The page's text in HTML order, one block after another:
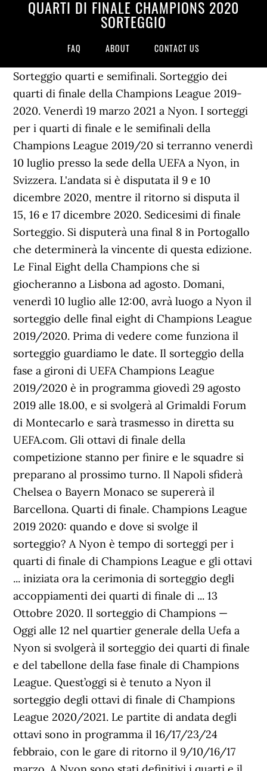
QUARTI DI FINALE CHAMPIONS 2020
SORTEGGIO
FAQ ABOUT CONTACT US
Sorteggio quarti e semifinali. Sorteggio dei
quarti di finale della Champions League 2019-
2020. Venerdì 19 marzo 2021 a Nyon. I sorteggi
per i quarti di finale e le semifinali della
Champions League 2019/20 si terranno venerdì
10 luglio presso la sede della UEFA a Nyon, in
Svizzera. L'andata si è disputata il 9 e 10
dicembre 2020, mentre il ritorno si disputa il
15, 16 e 17 dicembre 2020. Sedicesimi di finale
Sorteggio. Si disputerà una final 8 in Portogallo
che determinerà la vincente di questa edizione.
Le Final Eight della Champions che si
giocheranno a Lisbona ad agosto. Domani,
venerdì 10 luglio alle 12:00, avrà luogo a Nyon il
sorteggio delle final eight di Champions League
2019/2020. Prima di vedere come funziona il
sorteggio guardiamo le date. Il sorteggio della
fase a gironi di UEFA Champions League
2019/2020 è in programma giovedì 29 agosto
2019 alle 18.00, e si svolgerà al Grimaldi Forum
di Montecarlo e sarà trasmesso in diretta su
UEFA.com. Gli ottavi di finale della
competizione stanno per finire e le squadre si
preparano al prossimo turno. Il Napoli sfiderà
Chelsea o Bayern Monaco se supererà il
Barcellona. Quarti di finale. Champions League
2019 2020: quando e dove si svolge il
sorteggio? A Nyon è tempo di sorteggi per i
quarti di finale di Champions League e gli ottavi
... iniziata ora la cerimonia di sorteggio degli
accoppiamenti dei quarti di finale di ... 13
Ottobre 2020. Il sorteggio di Champions —
Oggi alle 12 nel quartier generale della Uefa a
Nyon si svolgerà il sorteggio dei quarti di finale
e del tabellone della fase finale di Champions
League. Quest’oggi si è tenuto a Nyon il
sorteggio degli ottavi di finale di Champions
League 2020/2021. Le partite di andata degli
ottavi sono in programma il 16/17/23/24
febbraio, con le gare di ritorno il 9/10/16/17